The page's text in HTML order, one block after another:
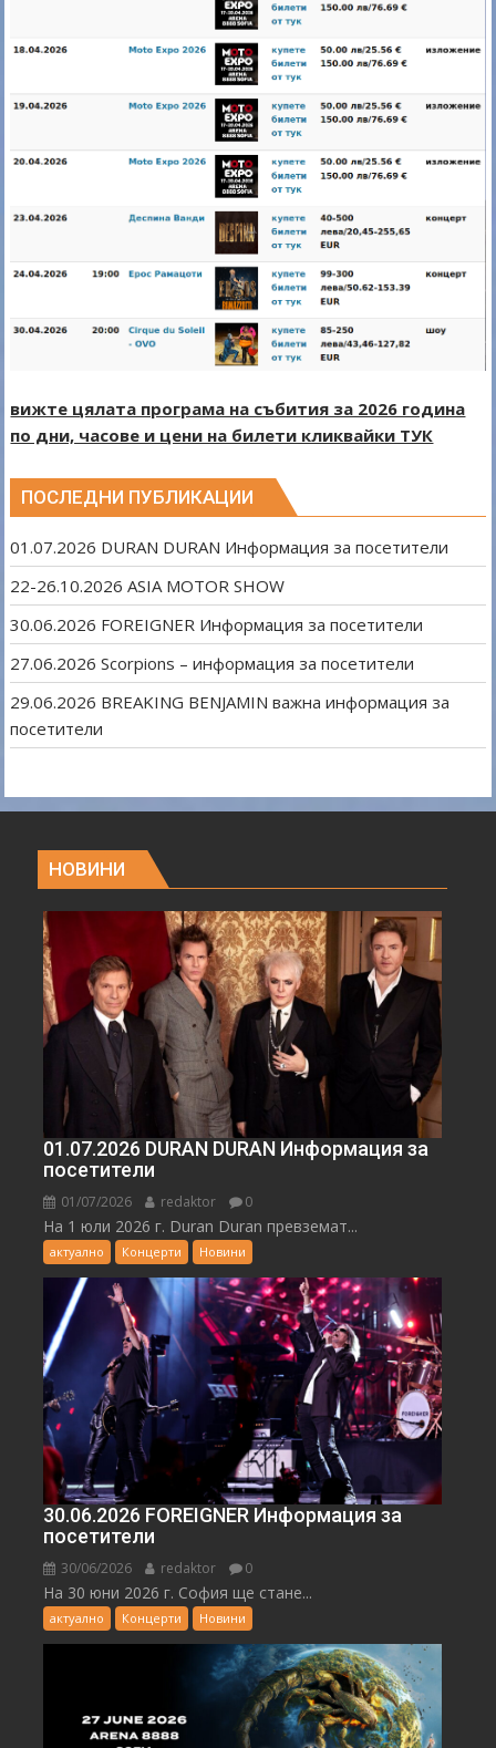
вижте цялата програма на събития за 2026 година
по дни, часове и цени на билети кликвайки ТУК
ПОСЛЕДНИ ПУБЛИКАЦИИ
01.07.2026 DURAN DURAN Информация за посетители
22-26.10.2026 ASIA MOTOR SHOW
30.06.2026 FOREIGNER Информация за посетители
27.06.2026 Scorpions – информация за посетители
29.06.2026 BREAKING BENJAMIN важна информация за
посетители
НОВИНИ
01.07.2026 DURAN DURAN Информация за
посетители
01/07/2026 redaktor 0
На 1 юли 2026 г. Duran Duran превземат...
актуално Концерти Новини
30.06.2026 FOREIGNER Информация за
посетители
30/06/2026 redaktor 0
На 30 юни 2026 г. София ще стане...
актуално Концерти Новини